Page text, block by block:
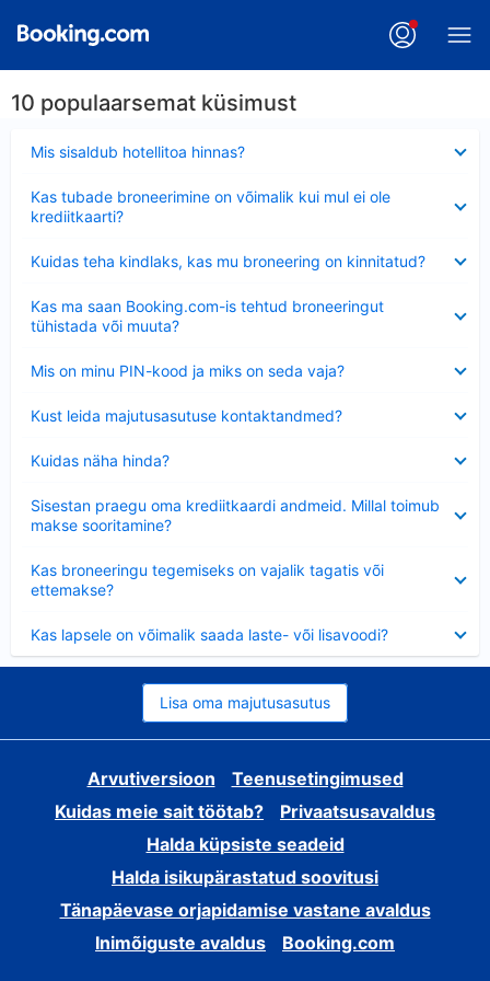
10 populaarsemat küsimust
Mis sisaldub hotellitoa hinnas?
Kas tubade broneerimine on võimalik kui mul ei ole
krediitkaarti?
Kuidas teha kindlaks, kas mu broneering on kinnitatud?
Kas ma saan Booking.com-is tehtud broneeringut
tühistada või muuta?
Mis on minu PIN-kood ja miks on seda vaja?
Kust leida majutusasutuse kontaktandmed?
Kuidas näha hinda?
Sisestan praegu oma krediitkaardi andmeid. Millal toimub
makse sooritamine?
Kas broneeringu tegemiseks on vajalik tagatis või
ettemakse?
Kas lapsele on võimalik saada laste- või lisavoodi?
Lisa oma majutusasutus
Arvutiversioon
Teenusetingimused
Kuidas meie sait töötab?
Privaatsusavaldus
Halda küpsiste seadeid
Halda isikupärastatud soovitusi
Tänapäevase orjapidamise vastane avaldus
Inimõiguste avaldus
Booking.com